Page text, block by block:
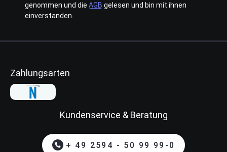
genommen und die AGB gelesen und bin mit ihnen
einverstanden.
Zahlungsarten
Kundenservice & Beratung
+ 49 2594 - 50 99 99-0